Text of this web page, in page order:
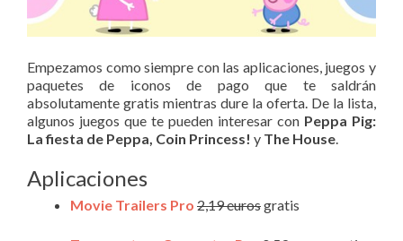
Empezamos como siempre con las aplicaciones, juegos y
paquetes de iconos de pago que te saldrán
absolutamente gratis mientras dure la oferta. De la lista,
algunos juegos que te pueden interesar con Peppa Pig:
La fiesta de Peppa, Coin Princess! y The House
Aplicaciones
Movie Trailers Pro 2,19 eurosgratis